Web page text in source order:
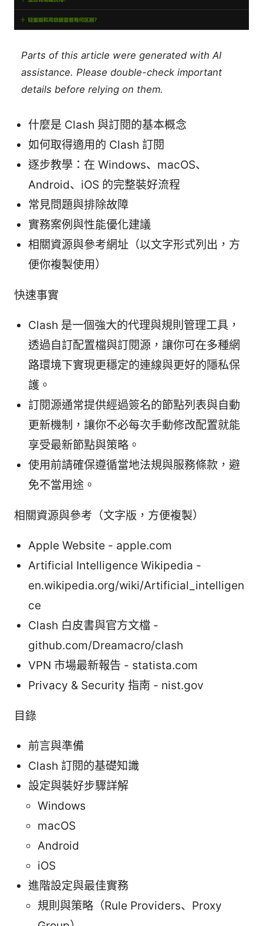
Parts of this article were generated with AI
assistance. Please double-check important
details before relying on them.
什麼是 Clash 與訂閱的基本概念
如何取得適用的 Clash 訂閱
逐步教學：在 Windows、macOS、
Android、iOS 的完整裝好流程
常見問題與排除故障
實務案例與性能優化建議
相關資源與參考網址（以文字形式列出，方
便你複製使用）
快速事實
Clash 是一個強大的代理與規則管理工具，
透過自訂配置檔與訂閱源，讓你可在多種網
路環境下實現更穩定的連線與更好的隱私保
護。
訂閱源通常提供經過簽名的節點列表與自動
更新機制，讓你不必每次手動修改配置就能
享受最新節點與策略。
使用前請確保遵循當地法規與服務條款，避
免不當用途。
相關資源與參考（文字版，方便複製）
Apple Website - apple.com
Artificial Intelligence Wikipedia -
en.wikipedia.org/wiki/Artificial_intelligen
ce
Clash 白皮書與官方文檔 -
github.com/Dreamacro/clash
VPN 市場最新報告 - statista.com
Privacy & Security 指南 - nist.gov
目錄
前言與準備
Clash 訂閱的基礎知識
設定與裝好步驟詳解
Windows
macOS
Android
iOS
進階設定與最佳實務
規則與策略（Rule Providers、Proxy